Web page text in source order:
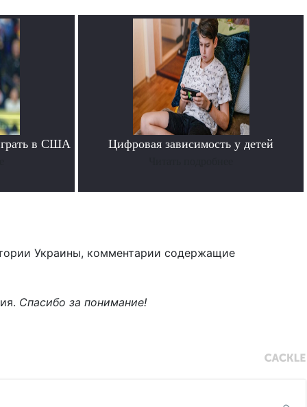
в США Цифровая зависимость у детей
Украины, комментарии содержащие
Спасибо за понимание!